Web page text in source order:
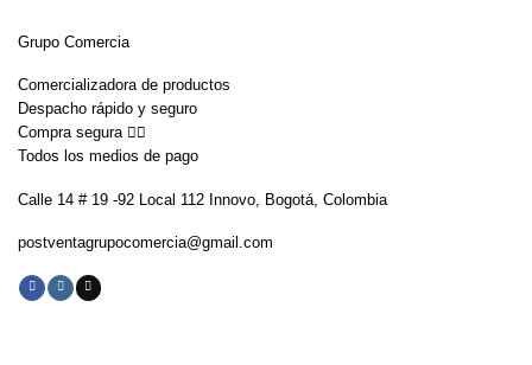
Grupo Comercia
Comercializadora de productos
Despacho rápido y seguro
Compra segura 👇🏼
Todos los medios de pago
Calle 14 # 19 -92 Local 112 Innovo, Bogotá, Colombia
postventagrupocomercia@gmail.com